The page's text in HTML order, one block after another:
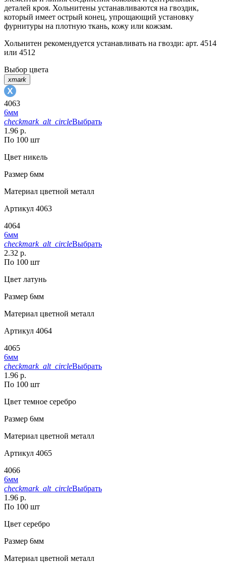
деталей кроя. Хольнитены устанавливаются на гвоздик,
который имеет острый конец, упрощающий установку
фурнитуры на плотную ткань, кожу или кожзам.
Хольнитен рекомендуется устанавливать на гвозди: арт. 4514
или 4512
Выбор цвета
xmark
4063
6мм
checkmark_alt_circleВыбрать
1.96 р.
По 100 шт
Цвет никель
Размер 6мм
Материал цветной металл
Артикул 4063
4064
6мм
checkmark_alt_circleВыбрать
2.32 р.
По 100 шт
Цвет латунь
Размер 6мм
Материал цветной металл
Артикул 4064
4065
6мм
checkmark_alt_circleВыбрать
1.96 р.
По 100 шт
Цвет темное серебро
Размер 6мм
Материал цветной металл
Артикул 4065
4066
6мм
checkmark_alt_circleВыбрать
1.96 р.
По 100 шт
Цвет серебро
Размер 6мм
Материал цветной металл